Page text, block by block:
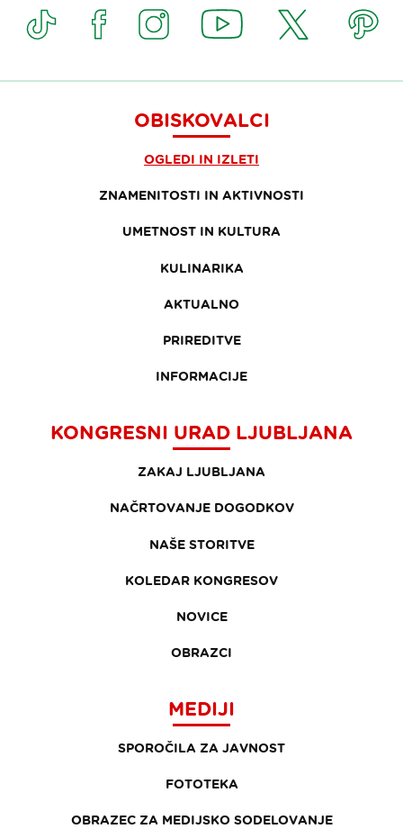
OBISKOVALCI
OGLEDI IN IZLETI
ZNAMENITOSTI IN AKTIVNOSTI
UMETNOST IN KULTURA
KULINARIKA
AKTUALNO
PRIREDITVE
INFORMACIJE
KONGRESNI URAD LJUBLJANA
ZAKAJ LJUBLJANA
NAČRTOVANJE DOGODKOV
NAŠE STORITVE
KOLEDAR KONGRESOV
NOVICE
OBRAZCI
MEDIJI
SPOROČILA ZA JAVNOST
FOTOTEKA
OBRAZEC ZA MEDIJSKO SODELOVANJE